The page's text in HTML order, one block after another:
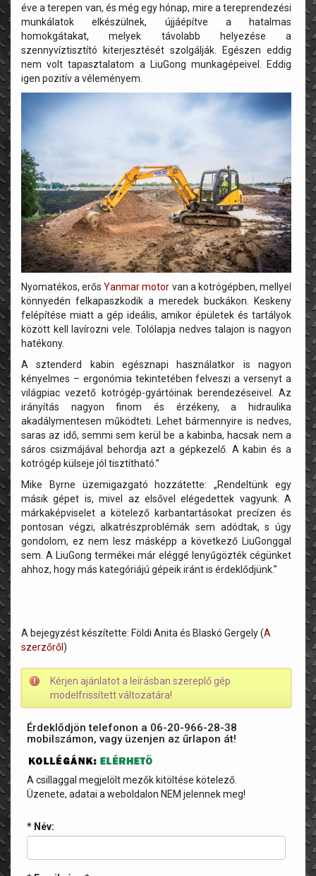
éve a terepen van, és még egy hónap, mire a tereprendezési
munkálatok elkészülnek, újjáépítve a hatalmas
homokgátakat, melyek távolabb helyezése a
szennyvíztisztító kiterjesztését szolgálják. Egészen eddig
nem volt tapasztalatom a LiuGong munkagépeivel. Eddig
igen pozitív a véleményem.
Nyomatékos, erősYanmar motor van a kotrógépben, mellyel
könnyedén felkapaszkodik a meredek buckákon. Keskeny
felépítése miatt a gép ideális, amikor épületek és tartályok
között kell lavírozni vele. Tolólapja nedves talajon is nagyon
hatékony.
A sztenderd kabin egésznapi használatkor is nagyon
kényelmes – ergonómia tekintetében felveszi a versenyt a
világpiac vezető kotrógép-gyártóinak berendezéseivel. Az
irányítás nagyon finom és érzékeny, a hidraulika
akadálymentesen működteti. Lehet bármennyire is nedves,
saras az idő, semmi sem kerül be a kabinba, hacsak nem a
sáros csizmájával behordja azt a gépkezelő. A kabin és a
kotrógép külseje jól tisztítható.”
Mike Byrne üzemigazgató hozzátette: „Rendeltünk egy
másik gépet is, mivel az elsővel elégedettek vagyunk. A
márkaképviselet a kötelező karbantartásokat precízen és
pontosan végzi, alkatrészproblémák sem adódtak, s úgy
gondolom, ez nem lesz másképp a következő LiuGonggal
sem. A LiuGong termékei már eléggé lenyűgözték cégünket
ahhoz, hogy más kategóriájú gépeik iránt is érdeklődjünk.”
A bejegyzést készítette: Földi Anita és Blaskó Gergely (A
szerzőről)
Kérjen ajánlatot a leírásban szereplő gép
modelfrissített változatára!
Érdeklődjön telefonon a 06-20-966-28-38
mobilszámon, vagy üzenjen az űrlapon át!
A csillaggal megjelölt mezők kitöltése kötelező.
Üzenete, adatai a weboldalon NEM jelennek meg!
* Név: